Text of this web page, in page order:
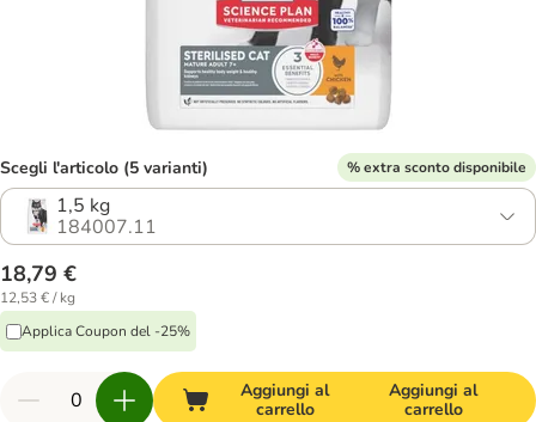
Scegli l'articolo (5 varianti) % extra sconto disponibile
1,5 kg
184007.11
18,79 €
12,53 € / kg
Applica Coupon del -25%
Aggiungi al
carrello
Aggiungi al
carrello